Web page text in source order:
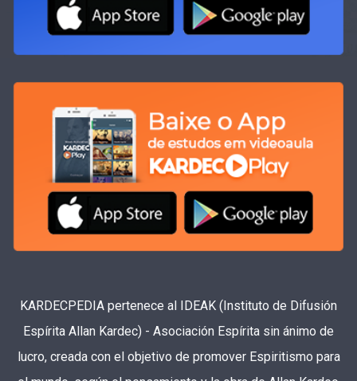
KARDECPEDIA pertenece al IDEAK (Instituto de Difusión
Espírita Allan Kardec) - Asociación Espírita sin ánimo de
lucro, creada con el objetivo de promover Espiritismo para